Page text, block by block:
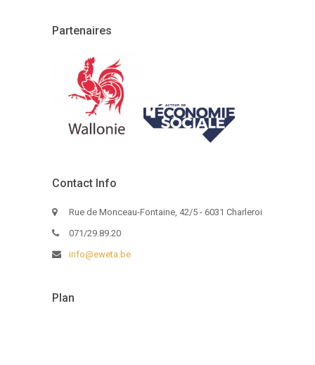
Partenaires
Contact Info
Rue de Monceau-Fontaine, 42/5 - 6031 Charleroi
071/29.89.20
info@eweta.be
Plan